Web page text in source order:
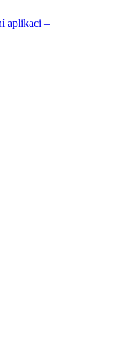
aplikaci –